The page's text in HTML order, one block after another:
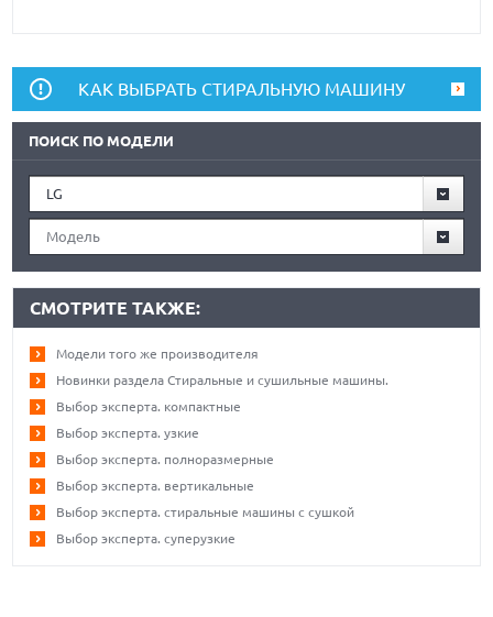
КАК ВЫБРАТЬ СТИРАЛЬНУЮ МАШИНУ
ПОИСК ПО МОДЕЛИ
LG
Модель
СМОТРИТЕ ТАКЖЕ:
Модели того же производителя
Новинки раздела Стиральные и сушильные машины.
Выбор эксперта. компактные
Выбор эксперта. узкие
Выбор эксперта. полноразмерные
Выбор эксперта. вертикальные
Выбор эксперта. стиральные машины с сушкой
Выбор эксперта. суперузкие